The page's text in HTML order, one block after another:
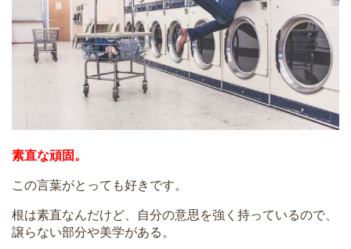
素直な頑固。
この言葉がとっても好きです。
根は素直なんだけど、自分の意思を強く持っているので、
譲らない部分や美学がある。